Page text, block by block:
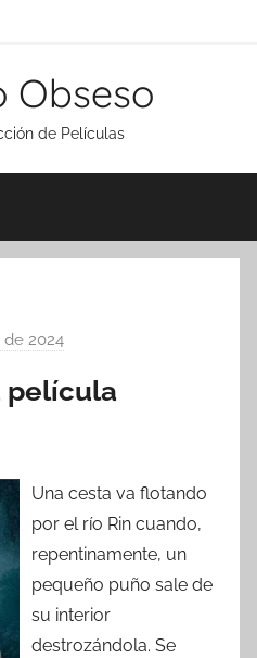
Obseso
de Películas
de 2024
r
película
Una cesta va flotando
por el río Rin cuando,
repentinamente, un
pequeño puño sale de
su interior
destrozándola. Se